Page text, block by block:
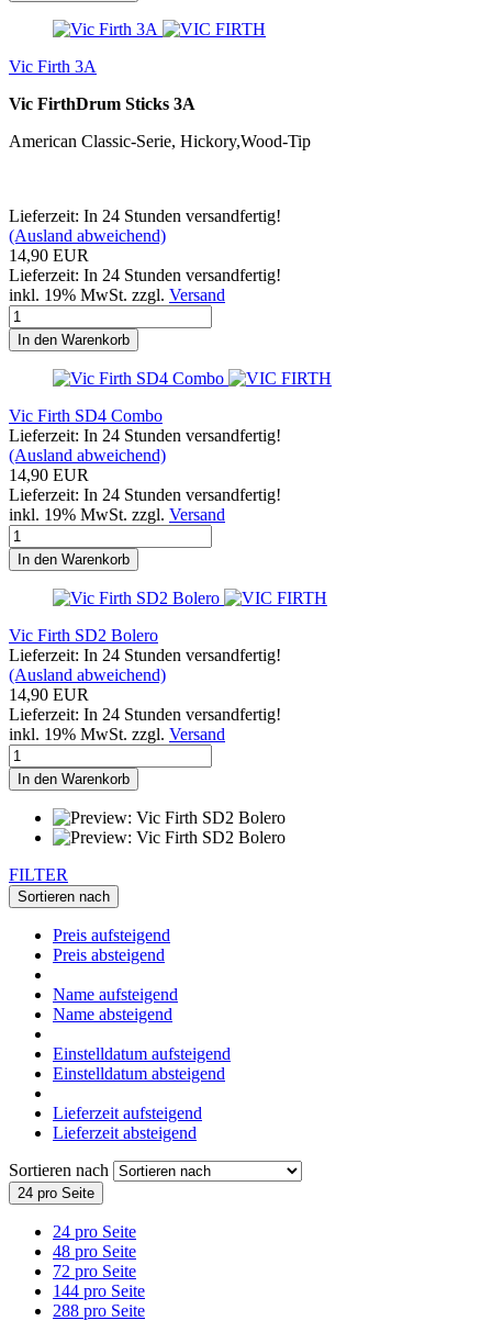
Vic Firth 3A
Vic FirthDrum Sticks 3A
American Classic-Serie, Hickory,Wood-Tip
Lieferzeit: In 24 Stunden versandfertig!
(Ausland abweichend)
14,90 EUR
Lieferzeit: In 24 Stunden versandfertig!
inkl. 19% MwSt. zzgl. Versand
In den Warenkorb
Vic Firth SD4 Combo
Lieferzeit: In 24 Stunden versandfertig!
(Ausland abweichend)
14,90 EUR
Lieferzeit: In 24 Stunden versandfertig!
inkl. 19% MwSt. zzgl. Versand
In den Warenkorb
Vic Firth SD2 Bolero
Lieferzeit: In 24 Stunden versandfertig!
(Ausland abweichend)
14,90 EUR
Lieferzeit: In 24 Stunden versandfertig!
inkl. 19% MwSt. zzgl. Versand
In den Warenkorb
FILTER
Sortieren nach
Preis aufsteigend
Preis absteigend
Name aufsteigend
Name absteigend
Einstelldatum aufsteigend
Einstelldatum absteigend
Lieferzeit aufsteigend
Lieferzeit absteigend
Sortieren nach
24 pro Seite
24 pro Seite
48 pro Seite
72 pro Seite
144 pro Seite
288 pro Seite